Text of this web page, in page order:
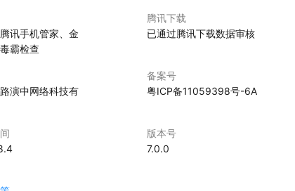
声音。
讯手机管家、金
霸检查
腾讯下载
已通过腾讯下载数据审核
演中网络科技有
备案号
粤ICP备11059398号-6A
版本号
7.0.0